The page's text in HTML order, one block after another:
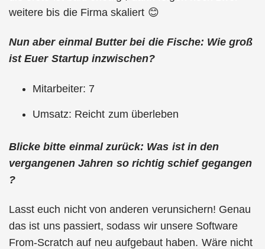
weitere bis die Firma skaliert 😊
Nun aber einmal Butter bei die Fische: Wie groß
ist Euer Startup inzwischen?
Mitarbeiter: 7
Umsatz: Reicht zum überleben
Blicke bitte einmal zurück: Was ist in den
vergangenen Jahren so richtig schief gegangen
?
Lasst euch nicht von anderen verunsichern! Genau
das ist uns passiert, sodass wir unsere Software
From-Scratch auf neu aufgebaut haben. Wäre nicht